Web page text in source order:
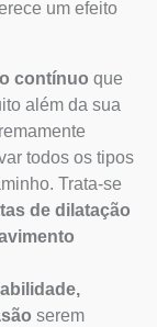
um efeito
contínuo que
além da sua
todos os tipos
Trata-se
de dilatação
serem